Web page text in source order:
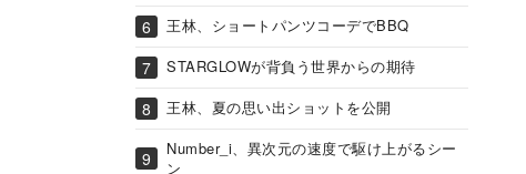
王林、ショートパンツコーデでBBQ
STARGLOWが背負う世界からの期待
王林、夏の思い出ショットを公開
Number_i、異次元の速度で駆け上がるシー
ン